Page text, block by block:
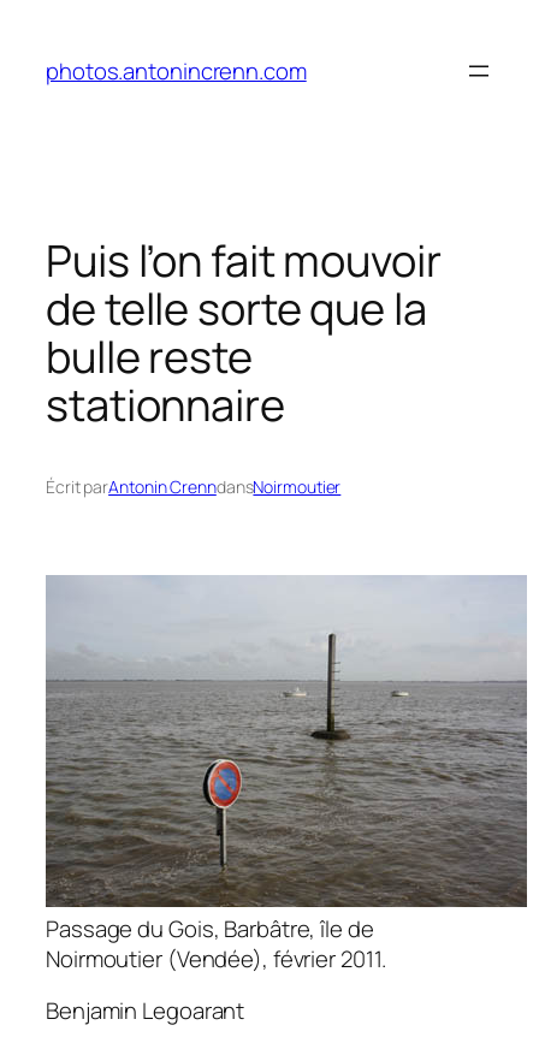
contenu
photos.antonincrenn.com
Puis l’on fait mouvoir
de telle sorte que la
bulle reste
stationnaire
Écrit parAntonin CrenndansNoirmoutier
Passage du Gois, Barbâtre, île de
Noirmoutier (Vendée), février 2011.
Benjamin Legoarant